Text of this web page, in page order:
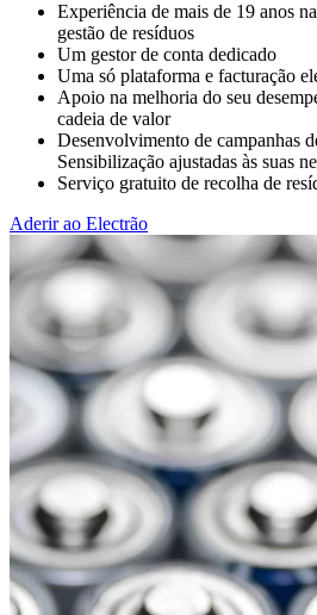
Experiência de mais de 19 anos
gestão de resíduos
Um gestor de conta dedicado
Uma só plataforma e facturação
Apoio na melhoria do seu
cadeia de valor
Desenvolvimento de campanhas
Sensibilização ajustadas às suas
Serviço gratuito de recolha de
Aderir ao Electrão